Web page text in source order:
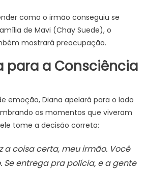
como o irmão conseguiu se
de Mavi (Chay Suede), o
mostrará preocupação.
para a Consciência
emoção, Diana apelará para o lado
os momentos que viveram
tome a decisão correta:
a coisa certa, meu irmão. Você
Se entrega pra polícia, e a gente